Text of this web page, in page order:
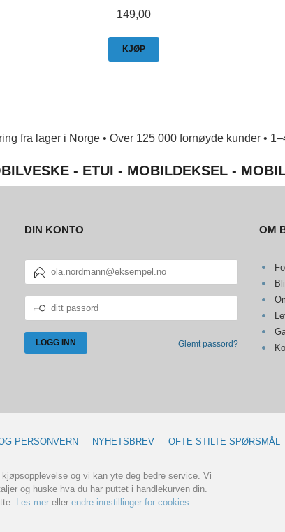
Pris
149,00
KJØP
fra lager i Norge • Over 125 000 fornøyde kunder •
- ETUI - MOBILDEKSEL -
DIN KONTO
POSTADRESSE
PASSORD
Glemt passord?
OM
PERSONVERN NYHETSBREV OFTE STILTE SPØRSMÅL
og vi kan yte deg bedre service. Vi
og huske hva du har puttet i handlekurven din.
Les mer eller endre innstillinger for cookies.